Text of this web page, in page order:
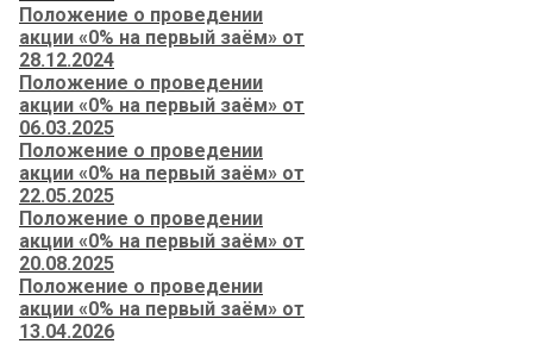
Положение о проведении
акции «0% на первый заём» от
28.12.2024
Положение о проведении
акции «0% на первый заём» от
06.03.2025
Положение о проведении
акции «0% на первый заём» от
22.05.2025
Положение о проведении
акции «0% на первый заём» от
20.08.2025
Положение о проведении
акции «0% на первый заём» от
13.04.2026